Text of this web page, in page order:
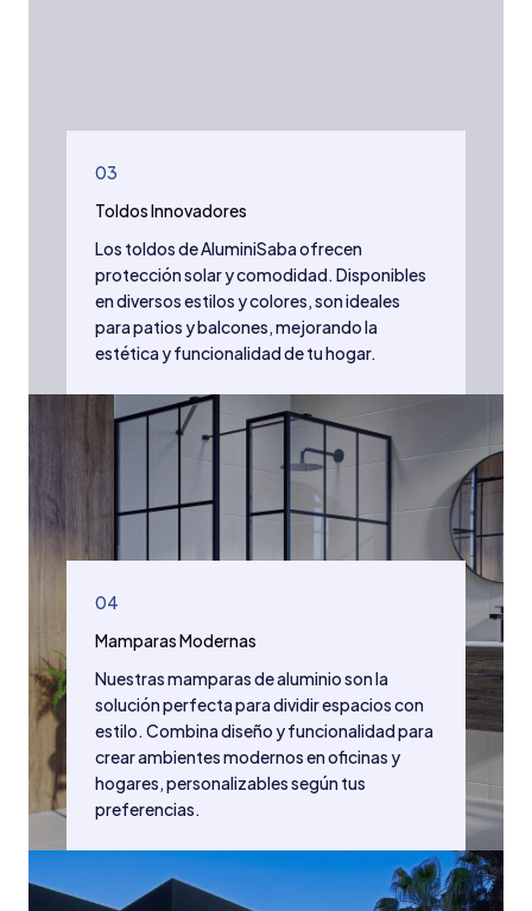
03
Toldos Innovadores
Los toldos de AluminiSaba ofrecen
protección solar y comodidad. Disponibles
en diversos estilos y colores, son ideales
para patios y balcones, mejorando la
estética y funcionalidad de tu hogar.
04
Mamparas Modernas
Nuestras mamparas de aluminio son la
solución perfecta para dividir espacios con
estilo. Combina diseño y funcionalidad para
crear ambientes modernos en oficinas y
hogares, personalizables según tus
preferencias.